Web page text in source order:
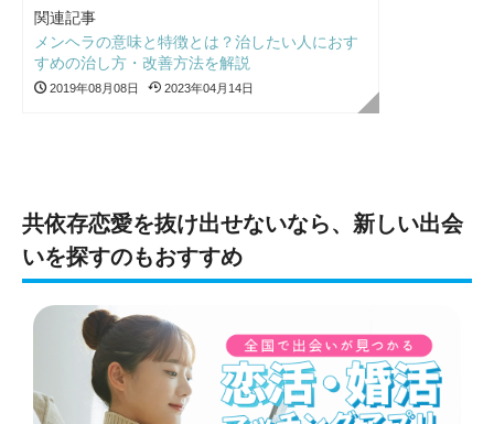
関連記事
メンヘラの意味と特徴とは？治したい人におす
すめの治し方・改善方法を解説
2019年08月08日 2023年04月14日
共依存恋愛を抜け出せないなら、新しい出会
いを探すのもおすすめ